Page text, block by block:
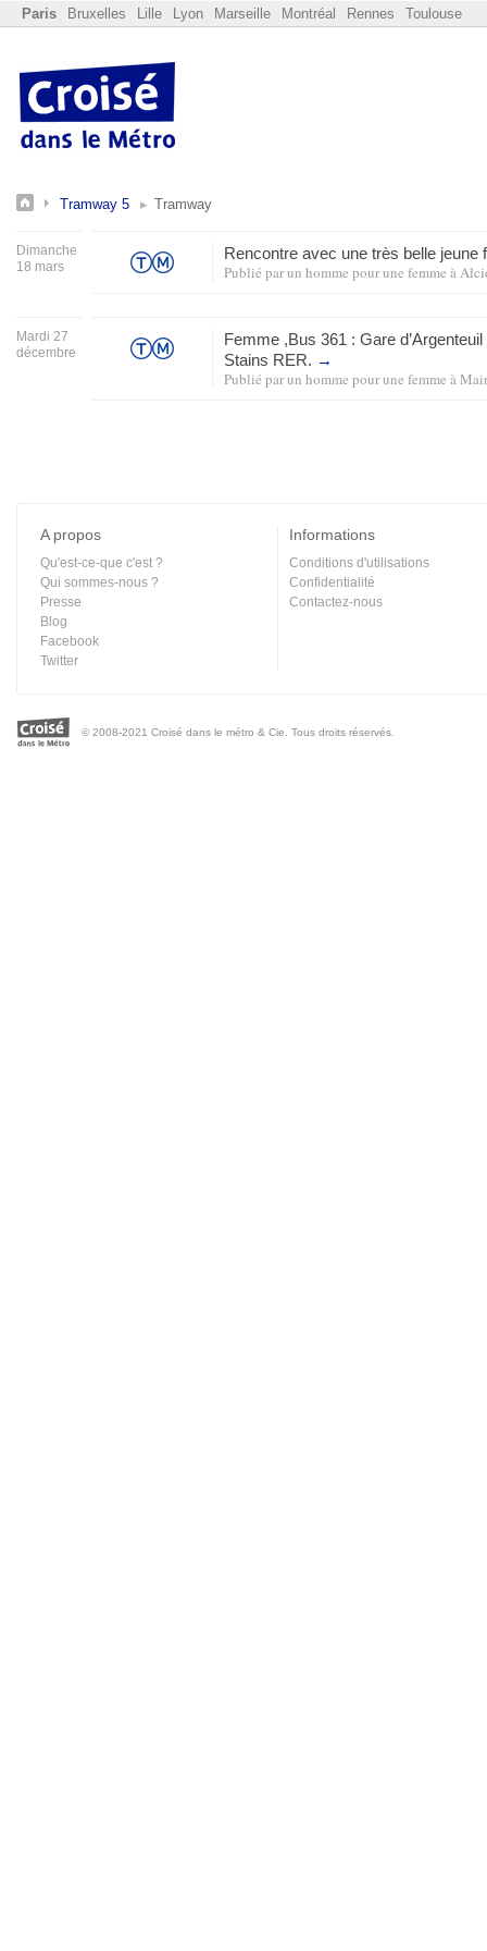
Paris Bruxelles Lille Lyon Marseille Montréal Rennes Toulouse
Tramway 5 Tramway
Dimanche
18 mars
Rencontre avec une très belle
Publié parun homme pour une femme à
Mardi 27
décembre
Femme ,Bus 361 : Gare
Stains RER. →
Publié parun homme pour une femme à
A propos
Qu'est-ce-que c'est ?
Qui sommes-nous ?
Presse
Blog
Facebook
Twitter
Informations
Conditions d'utilisations
Confidentialité
Contactez-nous
© 2008-2021 Croisé dans le métro & Cie. Tous droits réservés.